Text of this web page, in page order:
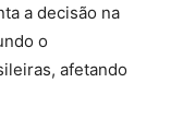
a decisão na
o
afetando